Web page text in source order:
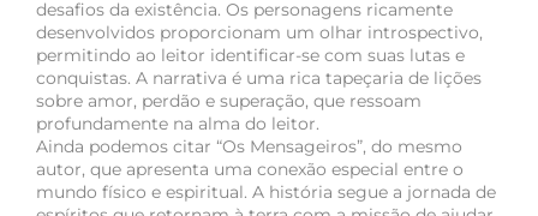
desafios da existência. Os personagens ricamente
desenvolvidos proporcionam um olhar introspectivo,
permitindo ao leitor identificar-se com suas lutas e
conquistas. A narrativa é uma rica tapeçaria de lições
sobre amor, perdão e superação, que ressoam
profundamente na alma do leitor.
Ainda podemos citar “Os Mensageiros”, do mesmo
autor, que apresenta uma conexão especial entre o
mundo físico e espiritual. A história segue a jornada de